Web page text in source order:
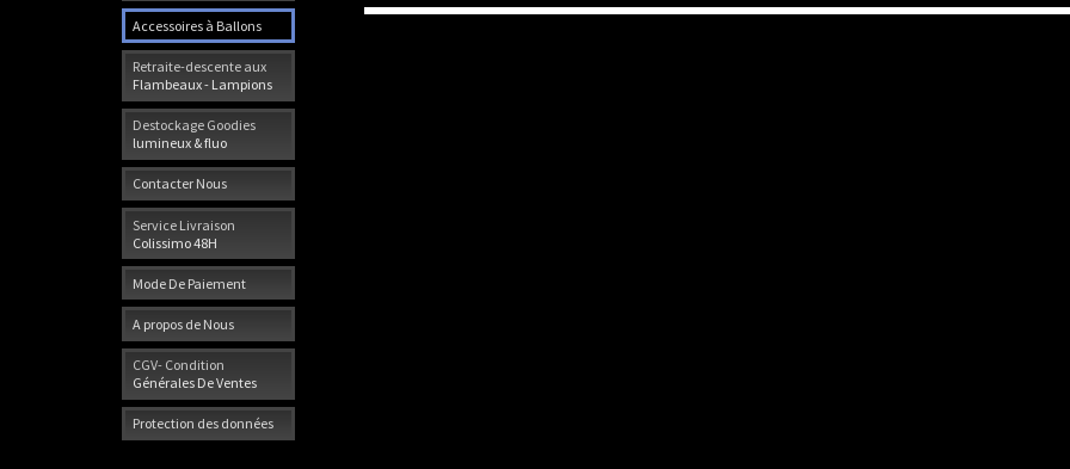
Accessoires à Ballons
Retraite-descente aux
Flambeaux - Lampions
Destockage Goodies
lumineux & fluo
Contacter Nous
Service Livraison
Colissimo 48H
Mode De Paiement
A propos de Nous
CGV- Condition
Générales De Ventes
Protection des données